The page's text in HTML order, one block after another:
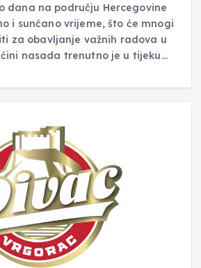
dana na području Hercegovine
i sunčano vrijeme, što će mnogi
za obavljanje važnih radova u
nasada trenutno je u tijeku…